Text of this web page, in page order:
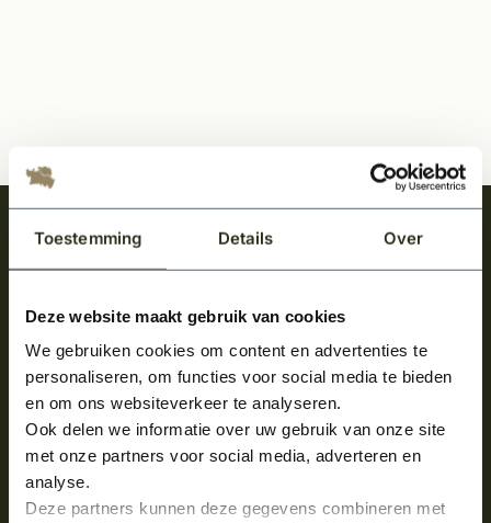
Toestemming Details Over
Deze website maakt gebruik van cookies
We gebruiken cookies om content en advertenties te
personaliseren, om functies voor social media te bieden
en om ons websiteverkeer te analyseren.
Ook delen we informatie over uw gebruik van onze site
met onze partners voor social media, adverteren en
analyse.
Deze partners kunnen deze gegevens combineren met
Meld je aan en ontvang het laatste nieuws
over onze kempische bouwstijl!
Aanmelden voor de nieuwsbrief